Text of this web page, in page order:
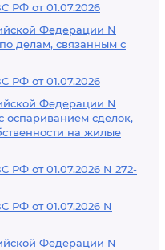
РФ от 01.07.2026
Федерации N
делам, связанным с
РФ от 01.07.2026
Федерации N
оспариванием сделок,
на жилые
РФ от 01.07.2026 N 272-
РФ от 01.07.2026 N
Федерации N